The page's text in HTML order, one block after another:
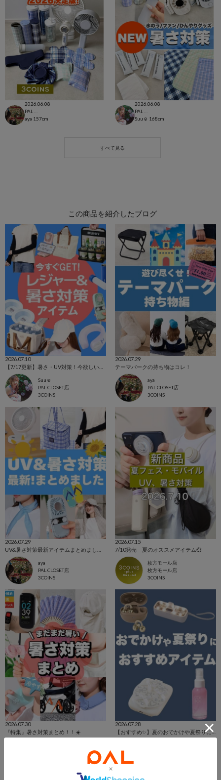
2026.06.08
aya 157cm
2026.06.08
Suu☺︎ 168cm
この商品を紹介したブログ
2026.07.10
Suu☺︎
PAL CLOSET店
3COINS
2026.07.29
テーマパークの持ち物はコレ！
aya
PAL CLOSET店
3COINS
2026.07.29
aya
PAL CLOSET店
3COINS
2026.07.15
7/10発売 夏のオススメアイテム💞
枚方モール店
枚方モール店
3COINS
2026.07.30
『特集』暑さ対策まとめ！！☀️
ジョイナステラス二俣川
2026.07.28
【おすすめ✨】夏のおでかけや夏祭りにおすすめアイテム🍉